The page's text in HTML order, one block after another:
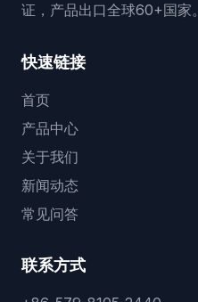
证，产品出口全球60+国家。
快速链接
首页
产品中心
关于我们
新闻动态
常见问答
联系方式